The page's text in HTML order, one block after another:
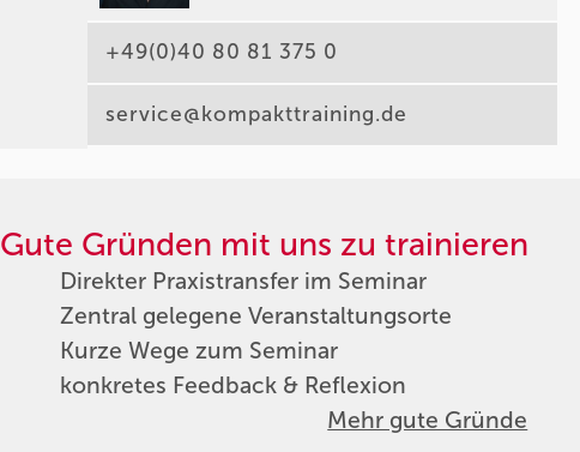
+49(0)40 80 81 375 0
service@kompakttraining.de
Gute Gründen mit uns zu trainieren
Direkter Praxistransfer im Seminar
Zentral gelegene Veranstaltungsorte
Kurze Wege zum Seminar
konkretes Feedback & Reflexion
Mehr gute Gründe